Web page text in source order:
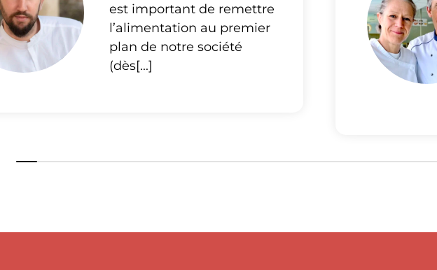
est important de remettre
l’alimentation au premier
plan de notre société
(dès[...]